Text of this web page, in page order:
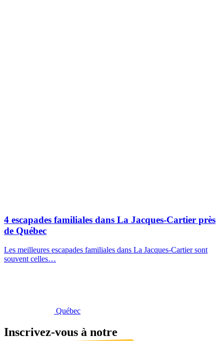
4 escapades familiales dans La Jacques-Cartier près
de Québec
Les meilleures escapades familiales dans La Jacques-Cartier sont
souvent celles…
Québec
Inscrivez-vous à notre